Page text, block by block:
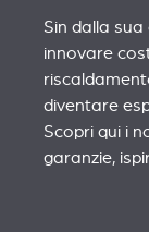
Sin dalla
innovare
diventare
Scopri qui i
garanzie,